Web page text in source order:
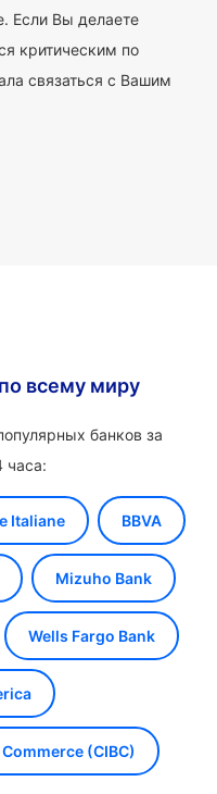
Если Вы делаете
критическим по
связаться с Вашим
всему миру
банков за
часа:
Italiane BBVA
Mizuho Bank
Wells Fargo Bank
(CIBC)